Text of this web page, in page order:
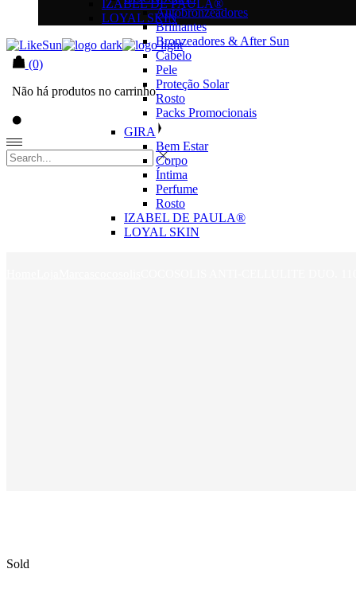
IZABEL DE PAULA®
LOYAL SKIN
(0)
Não há produtos no carrinho.
Autobronzeadores
Brilhantes
Bronzeadores & After Sun
Cabelo
Pele
Proteção Solar
Rosto
Packs Promocionais
GIRA
Bem Estar
Corpo
Íntima
Perfume
Rosto
IZABEL DE PAULA®
LOYAL SKIN
Sold